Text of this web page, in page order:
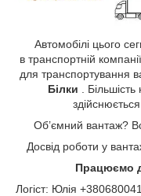
Автомобілі цього
в транспортній
для транспортування
Білки
.
Об’ємний вантаж?
Досвід роботи у
Працюємо
Логіст: Юлія